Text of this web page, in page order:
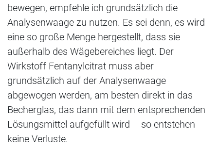
bewegen, empfehle ich grundsätzlich die
Analysenwaage zu nutzen. Es sei denn, es wird
eine so große Menge hergestellt, dass sie
außerhalb des Wägebereiches liegt. Der
Wirkstoff Fentanylcitrat muss aber
grundsätzlich auf der Analysenwaage
abgewogen werden, am besten direkt in das
Becherglas, das dann mit dem entsprechenden
Lösungsmittel aufgefüllt wird – so entstehen
keine Verluste.